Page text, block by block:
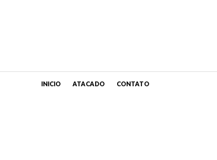
INICIO ATACADO CONTATO